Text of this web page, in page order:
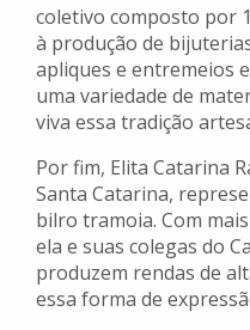
coletivo composto por
à produção de
apliques e entremeios
uma variedade de
viva essa tradição
Por fim, Elita Catarina
Santa Catarina,
bilro tramoia. Com
ela e suas colegas do
produzem rendas de
essa forma de